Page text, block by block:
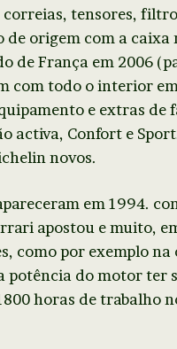
correias, tensores,
de origem com a caixa
de França em 2006
com todo o interior
e extras de
activa, Confort e
novos.
em 1994.
apostou e muito,
como por exemplo
potência do motor ter
horas de trabalho